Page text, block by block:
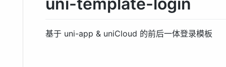
基于 uni-app & uniCloud 的前后一体登录模板